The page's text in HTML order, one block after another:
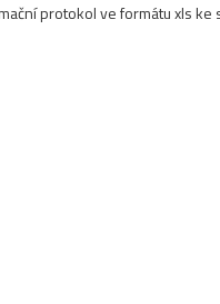
protokol ve formátu xls ke